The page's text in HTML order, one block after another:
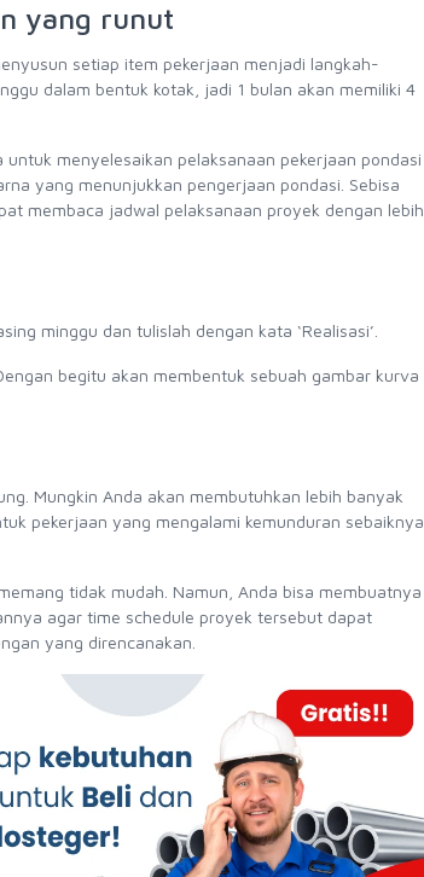
yang runut
setiap item pekerjaan menjadi langkah-
dalam bentuk kotak, jadi 1 bulan akan memiliki 4
menyelesaikan pelaksanaan pekerjaan pondasi
yang menunjukkan pengerjaan pondasi. Sebisa
membaca jadwal pelaksanaan proyek dengan lebih
minggu dan tulislah dengan kata ‘Realisasi’.
begitu akan membentuk sebuah gambar kurva
Mungkin Anda akan membutuhkan lebih banyak
pekerjaan yang mengalami kemunduran sebaiknya
tidak mudah. Namun, Anda bisa membuatnya
agar time schedule proyek tersebut dapat
yang direncanakan.